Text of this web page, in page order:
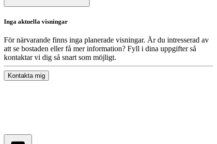
Inga aktuella visningar
För närvarande finns inga planerade visningar. Är du intresserad av
att se bostaden eller få mer information? Fyll i dina uppgifter så
kontaktar vi dig så snart som möjligt.
Kontakta mig